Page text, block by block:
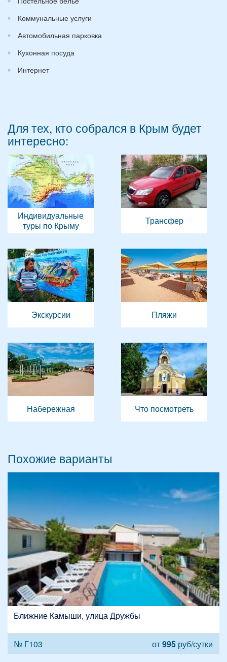
Коммунальные услуги
Автомобильная парковка
Кухонная посуда
Интернет
Для тех, кто собрался в Крым будет
интересно:
Индивидуальные
туры по Крыму
Трансфер
Экскурсии Пляжи
Набережная Что посмотреть
Похожие варианты
Ближние Камыши, улица Дружбы
№ Г103 от995 руб/сутки